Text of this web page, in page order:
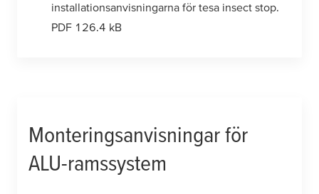
installationsanvisningarna för tesa insect stop.
PDF 126.4 kB
Monteringsanvisningar för
ALU-ramssystem